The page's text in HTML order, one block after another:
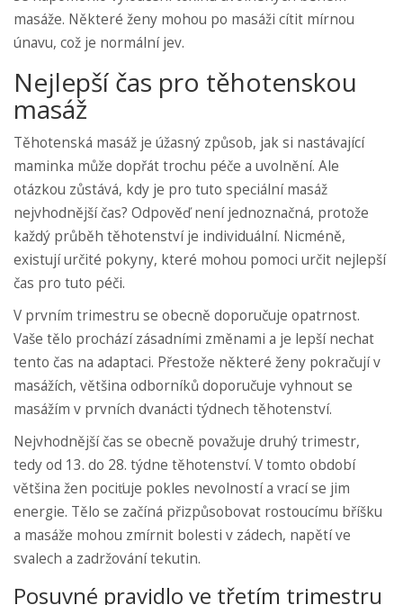
masáže. Některé ženy mohou po masáži cítit mírnou
únavu, což je normální jev.
Nejlepší čas pro těhotenskou
masáž
Těhotenská masáž je úžasný způsob, jak si nastávající
maminka může dopřát trochu péče a uvolnění. Ale
otázkou zůstává, kdy je pro tuto speciální masáž
nejvhodnější čas? Odpověď není jednoznačná, protože
každý průběh těhotenství je individuální. Nicméně,
existují určité pokyny, které mohou pomoci určit nejlepší
čas pro tuto péči.
V prvním trimestru se obecně doporučuje opatrnost.
Vaše tělo prochází zásadními změnami a je lepší nechat
tento čas na adaptaci. Přestože některé ženy pokračují v
masážích, většina odborníků doporučuje vyhnout se
masážím v prvních dvanácti týdnech těhotenství.
Nejvhodnější čas se obecně považuje druhý trimestr,
tedy od 13. do 28. týdne těhotenství. V tomto období
většina žen pociťuje pokles nevolností a vrací se jim
energie. Tělo se začíná přizpůsobovat rostoucímu bříšku
a masáže mohou zmírnit bolesti v zádech, napětí ve
svalech a zadržování tekutin.
Posuvné pravidlo ve třetím trimestru